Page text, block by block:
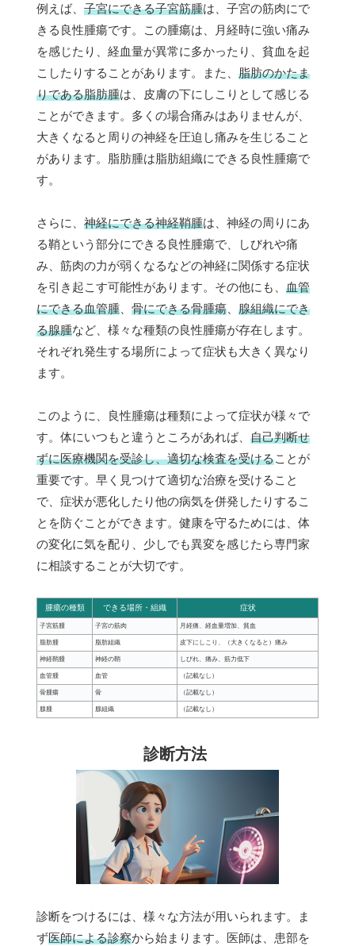
例えば、 子宮にできる子宮筋腫は、子宮の筋肉にで
きる良性腫瘍です。この腫瘍は、月経時に強い痛み
を感じたり、経血量が異常に多かったり、貧血を起
こしたりすることがあります。また、 脂肪のかたま
りである脂肪腫は、皮膚の下にしこりとして感じる
ことができます。多くの場合痛みはありませんが、
大きくなると周りの神経を圧迫し痛みを生じること
があります。脂肪腫は脂肪組織にできる良性腫瘍で
す。
さらに、 神経にできる神経鞘腫は、神経の周りにあ
る鞘という部分にできる良性腫瘍で、しびれや痛
み、筋肉の力が弱くなるなどの神経に関係する症状
を引き起こす可能性があります。その他にも、 血管
にできる血管腫
骨にできる骨腫瘍
腺組織にでき
る腺腫など、様々な種類の良性腫瘍が存在します。
それぞれ発生する場所によって症状も大きく異なり
ます。
このように、良性腫瘍は種類によって症状が様々で
す。体にいつもと違うところがあれば、 自己判断せ
ずに医療機関を受診し、適切な検査を受けることが
重要です。早く見つけて適切な治療を受けること
で、症状が悪化したり他の病気を併発したりするこ
とを防ぐことができます。健康を守るためには、体
の変化に気を配り、少しでも異変を感じたら専門家
に相談することが大切です。
腫瘍の種類 できる場所・組織 症状
子宮筋腫 子宮の筋肉 月経痛、経血量増加、貧血
脂肪腫 脂肪組織 皮下にしこり、（大きくなると）痛み
神経鞘腫 神経の鞘 しびれ、痛み、筋力低下
血管腫 血管 （記載なし）
骨腫瘍 骨 （記載なし）
腺腫 腺組織 （記載なし）
診断方法
診断をつけるには、様々な方法が用いられます。ま
ず医師による診察から始まります。医師は、患部を